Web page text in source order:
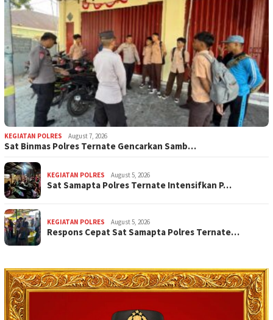
KEGIATAN POLRES August 7, 2026
Sat Binmas Polres Ternate Gencarkan Samb…
KEGIATAN POLRES August 5, 2026
Sat Samapta Polres Ternate Intensifkan P…
KEGIATAN POLRES August 5, 2026
Respons Cepat Sat Samapta Polres Ternate…